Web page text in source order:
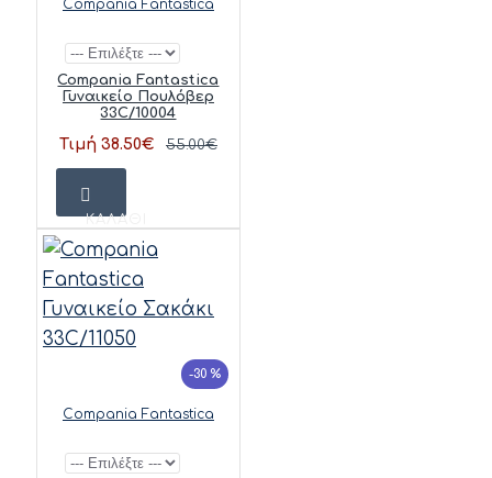
Compania Fantastica
Compania Fantastica
Γυναικείο Πουλόβερ
33C/10004
Τιμή 38.50€ 55.00€
ΚΑΛΆΘΙ
-30 %
Compania Fantastica